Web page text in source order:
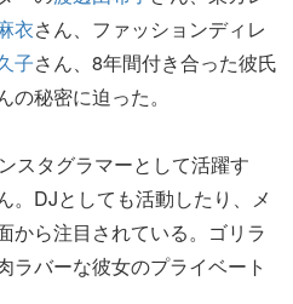
衣さん、ファッションディレ
子さん、8年間付き合った彼氏
の秘密に迫った。
スタグラマーとして活躍す
。DJとしても活動したり、メ
から注目されている。ゴリラ
ラバーな彼女のプライベート